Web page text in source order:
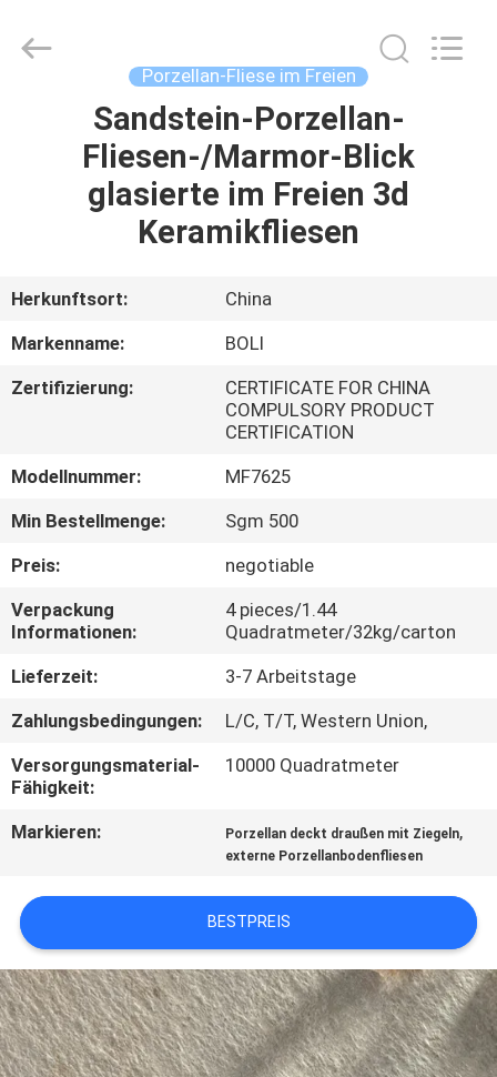
HAUSE
PRODUKTE
VIDEOS
UNS
WERKSBESICHTIGUNG
QUALITÄTSKONTROLLE
KONTAKT
UNS
BITTE UM
EIN
ANGEBOT
SITEMAP
DATENSCHUTZRICHTLINIE
CERAMICS
CO.,LTD..
Porzellan-Fliese im Freien
Sandstein-Porzellan-
Fliesen-/Marmor-Blick
glasierte im Freien 3d
Keramikfliesen
Herkunftsort:
China
Markenname:
BOLI
Zertifizierung:
CERTIFICATE FOR CHINA
COMPULSORY PRODUCT
CERTIFICATION
Modellnummer:
MF7625
Min Bestellmenge:
Sgm 500
Preis:
negotiable
Verpackung
Informationen:
4 pieces/1.44
Quadratmeter/32kg/carton
Lieferzeit:
3-7 Arbeitstage
Zahlungsbedingungen:
L/C, T/T, Western Union,
Versorgungsmaterial-
Fähigkeit:
10000 Quadratmeter
Markieren: Porzellan deckt draußen mit Ziegeln,
externe Porzellanbodenfliesen
BESTPREIS